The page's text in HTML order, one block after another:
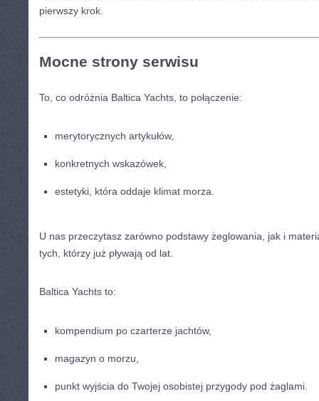
pierwszy krok.
Mocne strony serwisu
To, co odróżnia Baltica Yachts, to połączenie:
merytorycznych artykułów,
konkretnych wskazówek,
estetyki, która oddaje klimat morza.
U nas przeczytasz zarówno podstawy żeglowania, jak i
tych, którzy już pływają od lat.
Baltica Yachts to:
kompendium po czarterze jachtów,
magazyn o morzu,
punkt wyjścia do Twojej osobistej przygody pod żaglami.